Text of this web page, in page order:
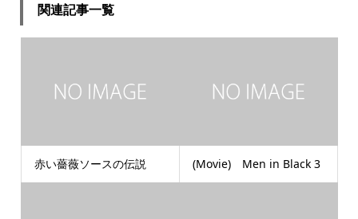
関連記事一覧
赤い薔薇ソースの伝説 (Movie) Men in Black 3